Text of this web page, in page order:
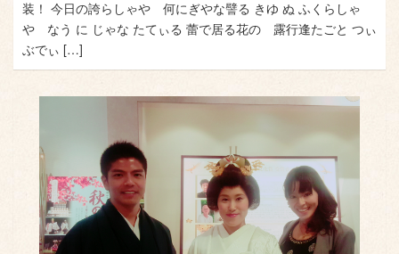
装！ 今日の誇らしゃや 何にぎやな譬る きゆ ぬ ふくらしゃ
や なう に じゃな たてぃる 蕾で居る花の 露行逢たごと つぃ
ぶでぃ […]